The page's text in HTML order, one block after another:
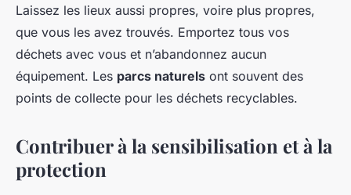
Laissez les lieux aussi propres, voire plus propres,
que vous les avez trouvés. Emportez tous vos
déchets avec vous et n’abandonnez aucun
équipement. Les parcs naturels ont souvent des
points de collecte pour les déchets recyclables.
Contribuer à la sensibilisation et à la
protection